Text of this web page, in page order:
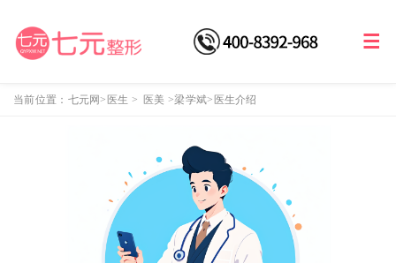
当前位置： 七元网>医生 > 医美 >梁学斌>医生介绍